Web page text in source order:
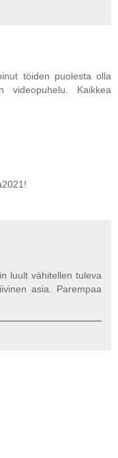
töiden puolesta olla
videopuhelu. Kaikkea
luult vähitellen tuleva
asia. Parempaa